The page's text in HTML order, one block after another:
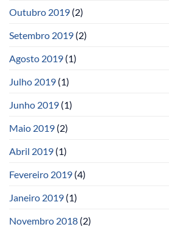
Outubro 2019 (2)
Setembro 2019 (2)
Agosto 2019 (1)
Julho 2019 (1)
Junho 2019 (1)
Maio 2019 (2)
Abril 2019 (1)
Fevereiro 2019 (4)
Janeiro 2019 (1)
Novembro 2018 (2)